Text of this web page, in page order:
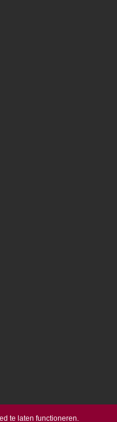
te laten functioneren.